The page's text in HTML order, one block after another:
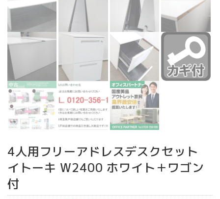
4人用フリーアドレスデスクセット
イトーキ W2400 ホワイト＋ワゴン
付